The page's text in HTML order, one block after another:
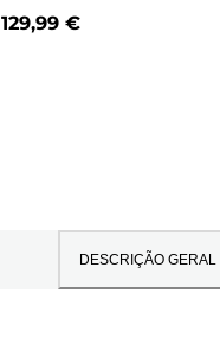
129,99 €
DESCRIÇÃO GERAL